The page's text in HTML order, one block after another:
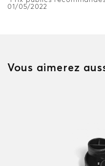
01/05/2022
Vous aimerez